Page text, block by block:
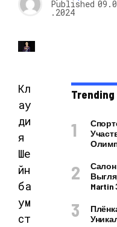
Published
.2024
Кл
ау
ди
я
Ше
йн
ба
ум
ст
Trending
Martin